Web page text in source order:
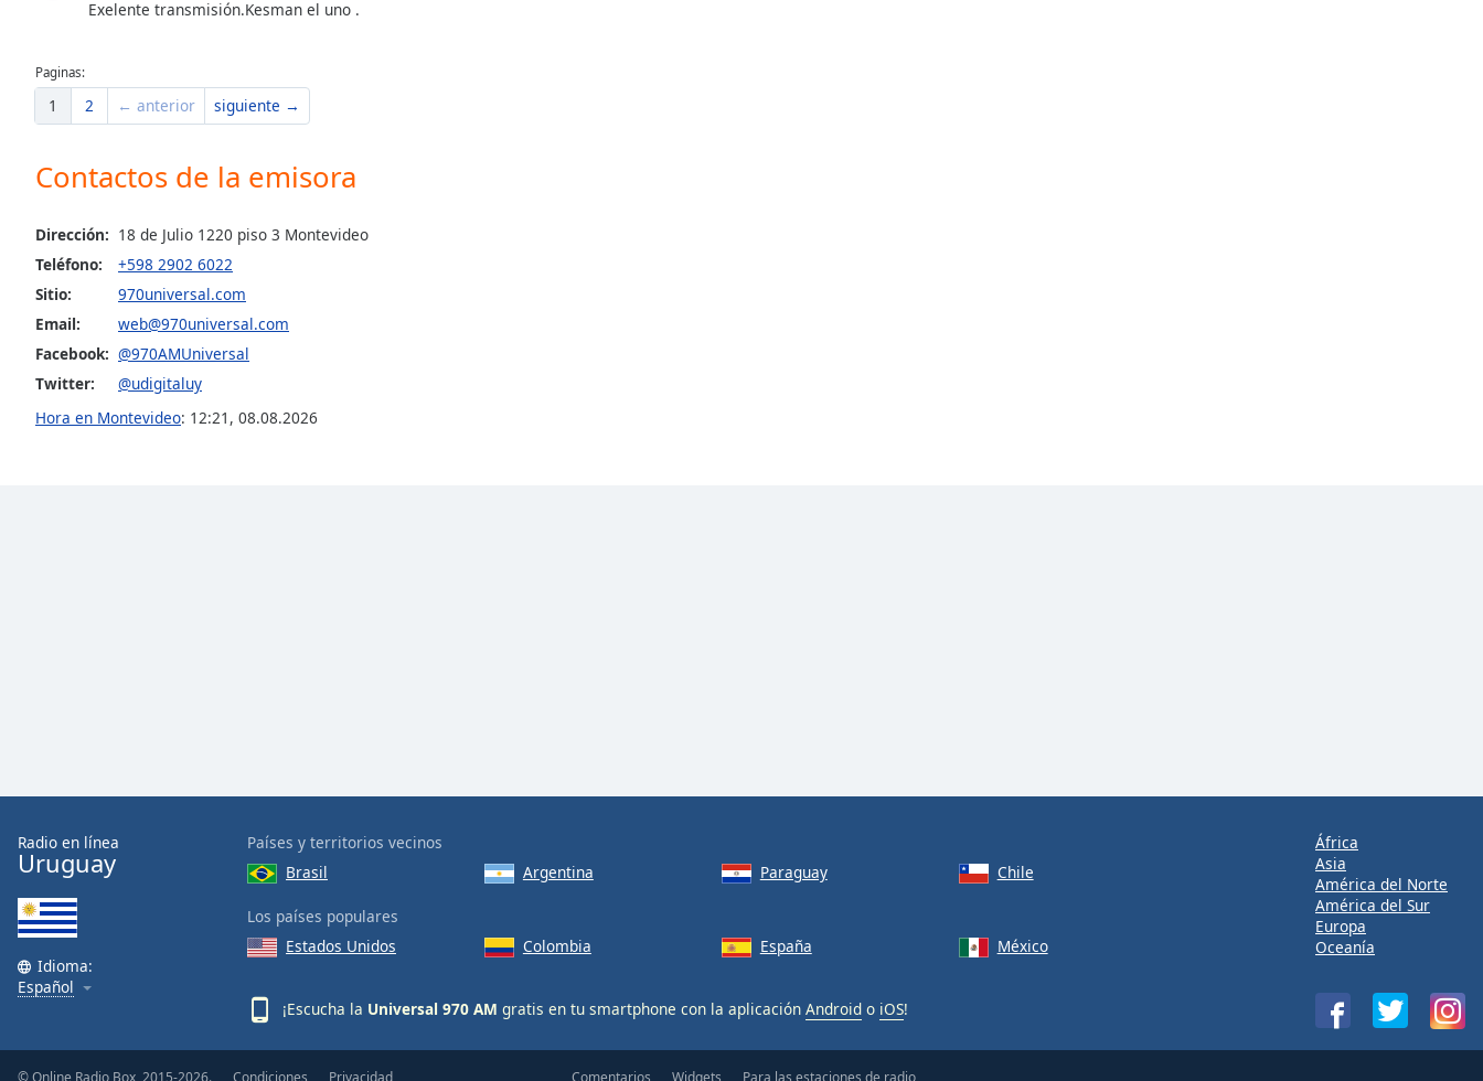
Background
Opacity
Font
Style
Font
Exelente transmisión.Kesman el uno .
Paginas:
1 2 ← anterior siguiente →
Contactos de la emisora
Dirección: 18 de Julio 1220 piso 3 Montevideo
Teléfono:
+598 2902 6022
Sitio:
970universal.com
Email:
web@970universal.com
Facebook: @970AMUniversal
Twitter:
@udigitaluy
Hora en Montevideo: 12:21 , 08.08.2026
Radio en línea
Uruguay
Idioma:
Español
Países y territorios vecinos
Brasil
Argentina Paraguay Chile
Los países populares
Estados Unidos
Colombia España México
¡Escucha la Universal 970 AM gratis en tu smartphone con la aplicación Android o iOS!
África
Asia
América del Norte
América del Sur
Europa
Oceanía